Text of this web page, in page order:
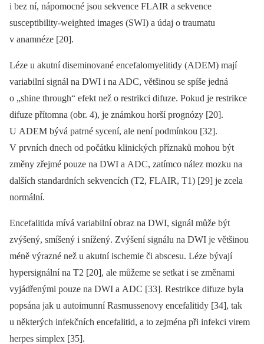
i bez ní, nápomocné jsou sekvence FLAIR a sekvence
susceptibility-weighted images (SWI) a údaj o traumatu
v anamnéze [20].
Léze u akutní diseminované encefalomyelitidy (ADEM) mají
variabilní signál na DWI i na ADC, většinou se spíše jedná
o „shine through“ efekt než o restrikci difuze. Pokud je restrikce
difuze přítomna (obr. 4), je známkou horší prognózy [20].
U ADEM bývá patrné sycení, ale není podmínkou [32].
V prvních dnech od počátku klinických příznaků mohou být
změny zřejmé pouze na DWI a ADC, zatímco nález mozku na
dalších standardních sekvencích (T2, FLAIR, T1) [29] je zcela
normální.
Encefalitida mívá variabilní obraz na DWI, signál může být
zvýšený, smíšený i snížený. Zvýšení signálu na DWI je většinou
méně výrazné než u akutní ischemie či abscesu. Léze bývají
hypersignální na T2 [20], ale můžeme se setkat i se změnami
vyjádřenými pouze na DWI a ADC [33]. Restrikce difuze byla
popsána jak u autoimun­ní Rasmus­senovy encefalitidy [34], tak
u ně­kte­rých infekčních encefalitid, a to zejména při infekci virem
herpes simplex [35].